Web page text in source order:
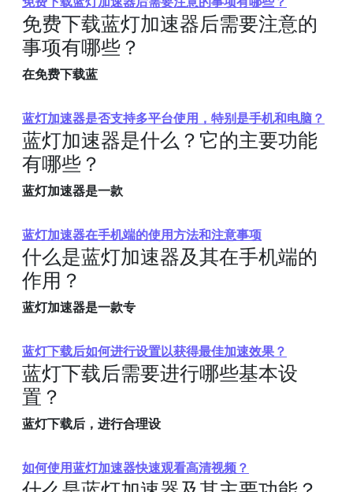
免费下载蓝灯加速器后需要注意的
事项有哪些？
在免费下载蓝
蓝灯加速器是否支持多平台使用，特别是手机和电脑？
蓝灯加速器是什么？它的主要功能
有哪些？
蓝灯加速器是一款
蓝灯加速器在手机端的使用方法和注意事项
什么是蓝灯加速器及其在手机端的
作用？
蓝灯加速器是一款专
蓝灯下载后如何进行设置以获得最佳加速效果？
蓝灯下载后需要进行哪些基本设
置？
蓝灯下载后，进行合理设
如何使用蓝灯加速器快速观看高清视频？